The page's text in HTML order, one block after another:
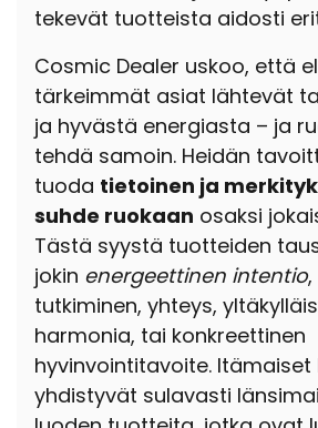
tekevät tuotteista aidosti
Cosmic Dealer uskoo, että
tärkeimmät asiat lähtevät
ja hyvästä energiasta – ja
tehdä samoin. Heidän
tuoda tietoinen ja
suhde ruokaan osaksi
Tästä syystä tuotteiden
jokin energeettinen intentio
tutkiminen, yhteys,
harmonia, tai konkreettinen
hyvinvointitavoite. Itämaiset
yhdistyvät sulavasti